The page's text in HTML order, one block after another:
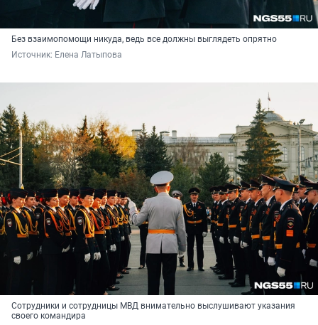
Без взаимопомощи никуда, ведь все должны выглядеть опрятно
Источник: Елена Латыпова
Сотрудники и сотрудницы МВД внимательно выслушивают указания
своего командира